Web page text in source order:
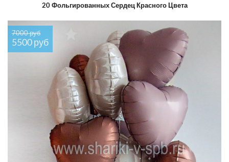
20 Фольгированных Сердец Красного Цвета
7000 руб
5500 руб